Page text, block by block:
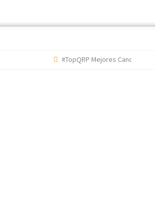
#TopQRP Mejores Canciones 2022